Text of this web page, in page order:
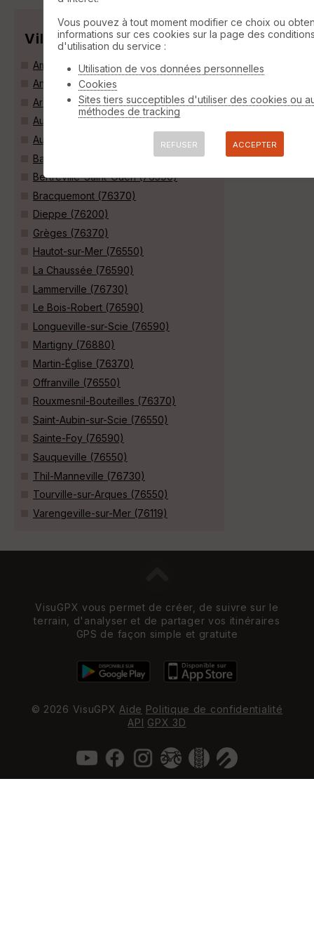
Villes
Ambrumesnil (76550)
Anneville-sur-Scie (76590)
Arques-la-Bataille (76880)
Aubermesnil-Beaumais (76550)
Auppegard (76730)
Bacqueville-en-Caux (76730)
Bertreville-Saint-Ouen (76590)
Bracquemont (76370)
Dieppe (76200)
Grèges (76370)
Hautot-sur-Mer (76550)
La Chaussée (76590)
Lammerville (76730)
Le Bois-Robert (76590)
Longueville-sur-Scie (76590)
Martigny (76880)
Martin-Église (76370)
Offranville (76550)
Rouxmesnil-Bouteilles (76370)
Saint-Aubin-sur-Scie (76550)
Sainte-Foy (76590)
Sauqueville (76550)
Thil-Manneville (76730)
Tourville-sur-Arques (76550)
Varengeville-sur-Mer (76119)
VisuGPX vous permet de créer, de suivre sur le
terrain, d'analyser et de partager vos itinéraires
GPS de façon simple et gratuite
© 2026 VisuGPX Aide Politique de confidentialité
API GPX 3D
Vous pouvez à tout moment modifier ce choix ou
informations sur ces cookies sur la page des
d'utilisation du service :
Utilisation de vos données personnelles
Cookies
Sites tiers succeptibles d'utiliser des cookies ou
méthodes de tracking
REFUSER ACCEPTER